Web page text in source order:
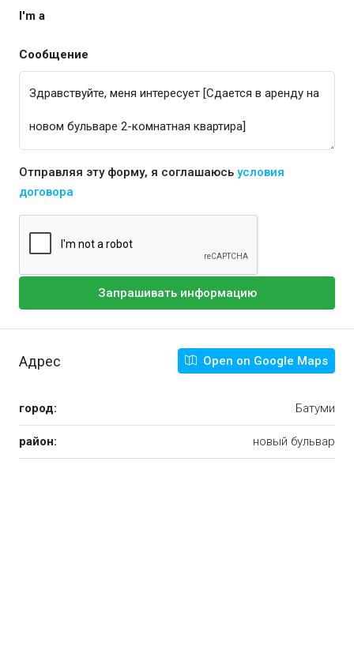
I'm a
Сообщение
Отправляя эту форму, я соглашаюсь условия
договора
Запрашивать информацию
Адрес Open on Google Maps
город: Батуми
район: новый бульвар